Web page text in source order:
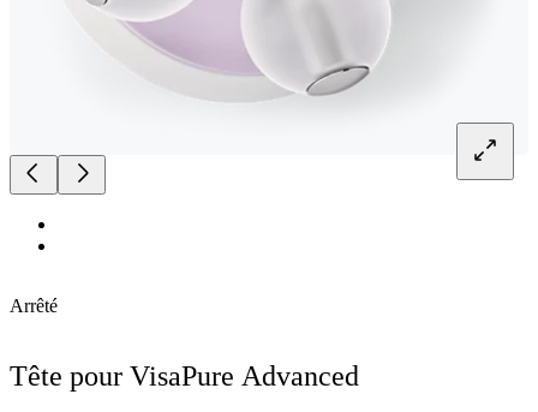
Arrêté
Tête pour VisaPure Advanced